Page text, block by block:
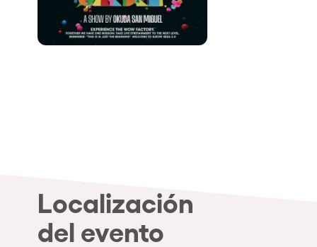
Política de Privacidad
Política de Cookies
Localización
del evento